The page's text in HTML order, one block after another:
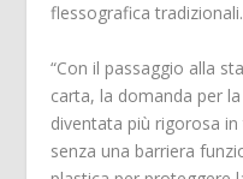
flessografica tradizionali.
“Con il passaggio alla
carta, la domanda per
diventata più rigorosa
senza una barriera